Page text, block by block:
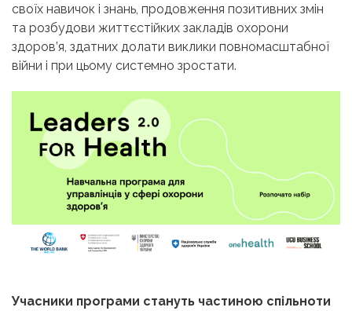
своїх навичок і знань, продовження позитивних змін
та розбудови життєстійких закладів охорони
здоров’я, здатних долати виклики повномасштабної
війни і при цьому системно зростати.
Учасники програми стануть частиною спільноти